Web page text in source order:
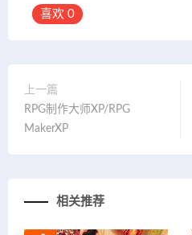
喜欢 0
上一篇
RPG制作大师XP/RPG
MakerXP
相关推荐